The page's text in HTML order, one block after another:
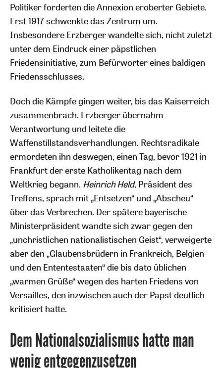
Politiker forderten die Annexion eroberter Gebiete.
Erst 1917 schwenkte das Zentrum um.
Insbesondere Erzberger wandelte sich, nicht zuletzt
unter dem Eindruck einer päpstlichen
Friedensinitiative, zum Befürworter eines baldigen
Friedensschlusses.
Doch die Kämpfe gingen weiter, bis das Kaiserreich
zusammenbrach. Erzberger übernahm
Verantwortung und leitete die
Waffenstillstandsverhandlungen. Rechtsradikale
ermordeten ihn deswegen, einen Tag, bevor 1921 in
Frankfurt der erste Katholikentag nach dem
Weltkrieg begann. Heinrich Held, Präsident des
Treffens, sprach mit „Entsetzen“ und „Abscheu“
über das Verbrechen. Der spätere bayerische
Ministerpräsident wandte sich zwar gegen den
„unchristlichen nationalistischen Geist“, verweigerte
aber den „Glaubensbrüdern in Frankreich, Belgien
und den Ententestaaten“ die bis dato üblichen
„warmen Grüße“ wegen des harten Friedens von
Versailles, den inzwischen auch der Papst deutlich
kritisiert hatte.
Dem Nationalsozialismus hatte man
wenig entgegenzusetzen